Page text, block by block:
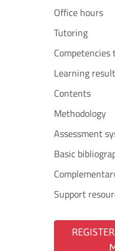
Office hours
Tutoring
Learning
Contents
Methodology
Assessment
Basic
Support